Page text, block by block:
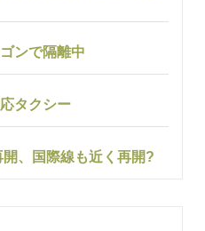
ンで隔離中
タクシー
、国際線も近く再開?